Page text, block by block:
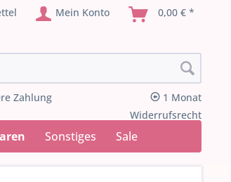
Mein Konto 0,00 € *
Zahlung
1 Monat
Widerrufsrecht
Sonstiges Sale